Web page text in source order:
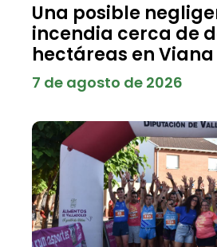
Una posible
incendia cerca de
hectáreas en
7 de agosto de 2026